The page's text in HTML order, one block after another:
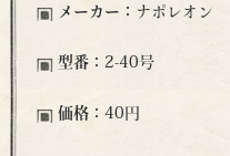
メーカー： ナポレオン
型番： 2-40号
価格：40円